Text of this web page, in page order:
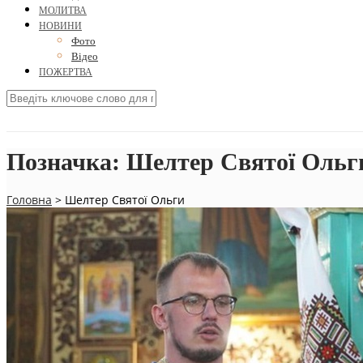
МОЛИТВА
НОВИНИ
Фото
Відео
ПОЖЕРТВА
Позначка: Шелтер Святої
Головна > Шелтер Святої Ольги